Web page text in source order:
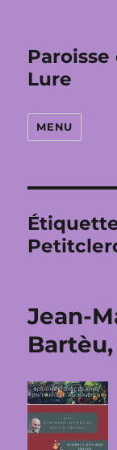
Lure
MENU
Jean-